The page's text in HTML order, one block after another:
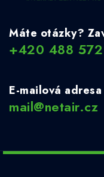
Máte otázky?
+420 488
E-mailová adresa
mail@netair.cz